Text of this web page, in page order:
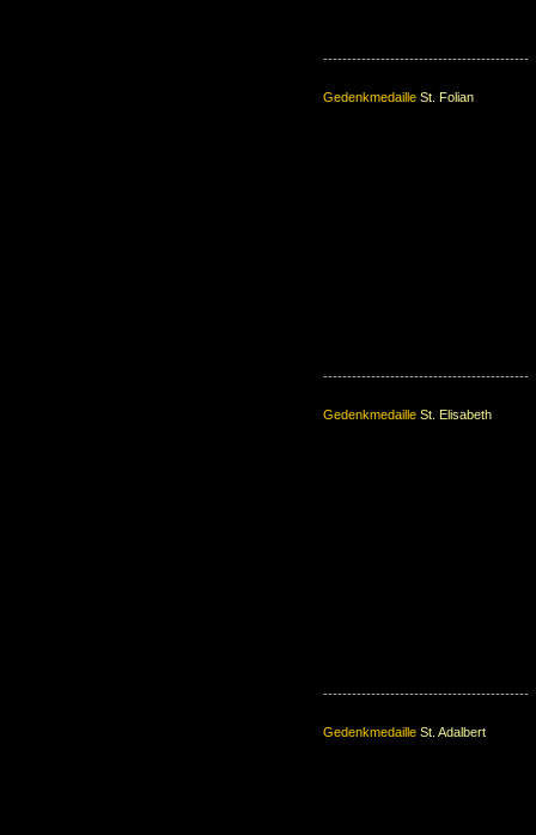
-------------------------------------------
Gedenkmedaille St. Folian
-------------------------------------------
Gedenkmedaille St. Elisabeth
-------------------------------------------
Gedenkmedaille St. Adalbert